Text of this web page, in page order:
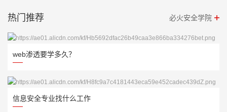
热门推荐 必火安全学院
web渗透要学多久？
信息安全专业找什么工作